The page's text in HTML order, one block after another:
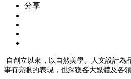
分享
自創立以來，以自然美學、人文設計為
事有亮眼的表現，也深獲各大媒體及各